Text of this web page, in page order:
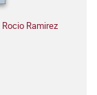
Rocio Ramirez